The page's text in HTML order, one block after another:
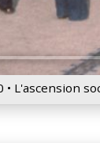
• L'ascension